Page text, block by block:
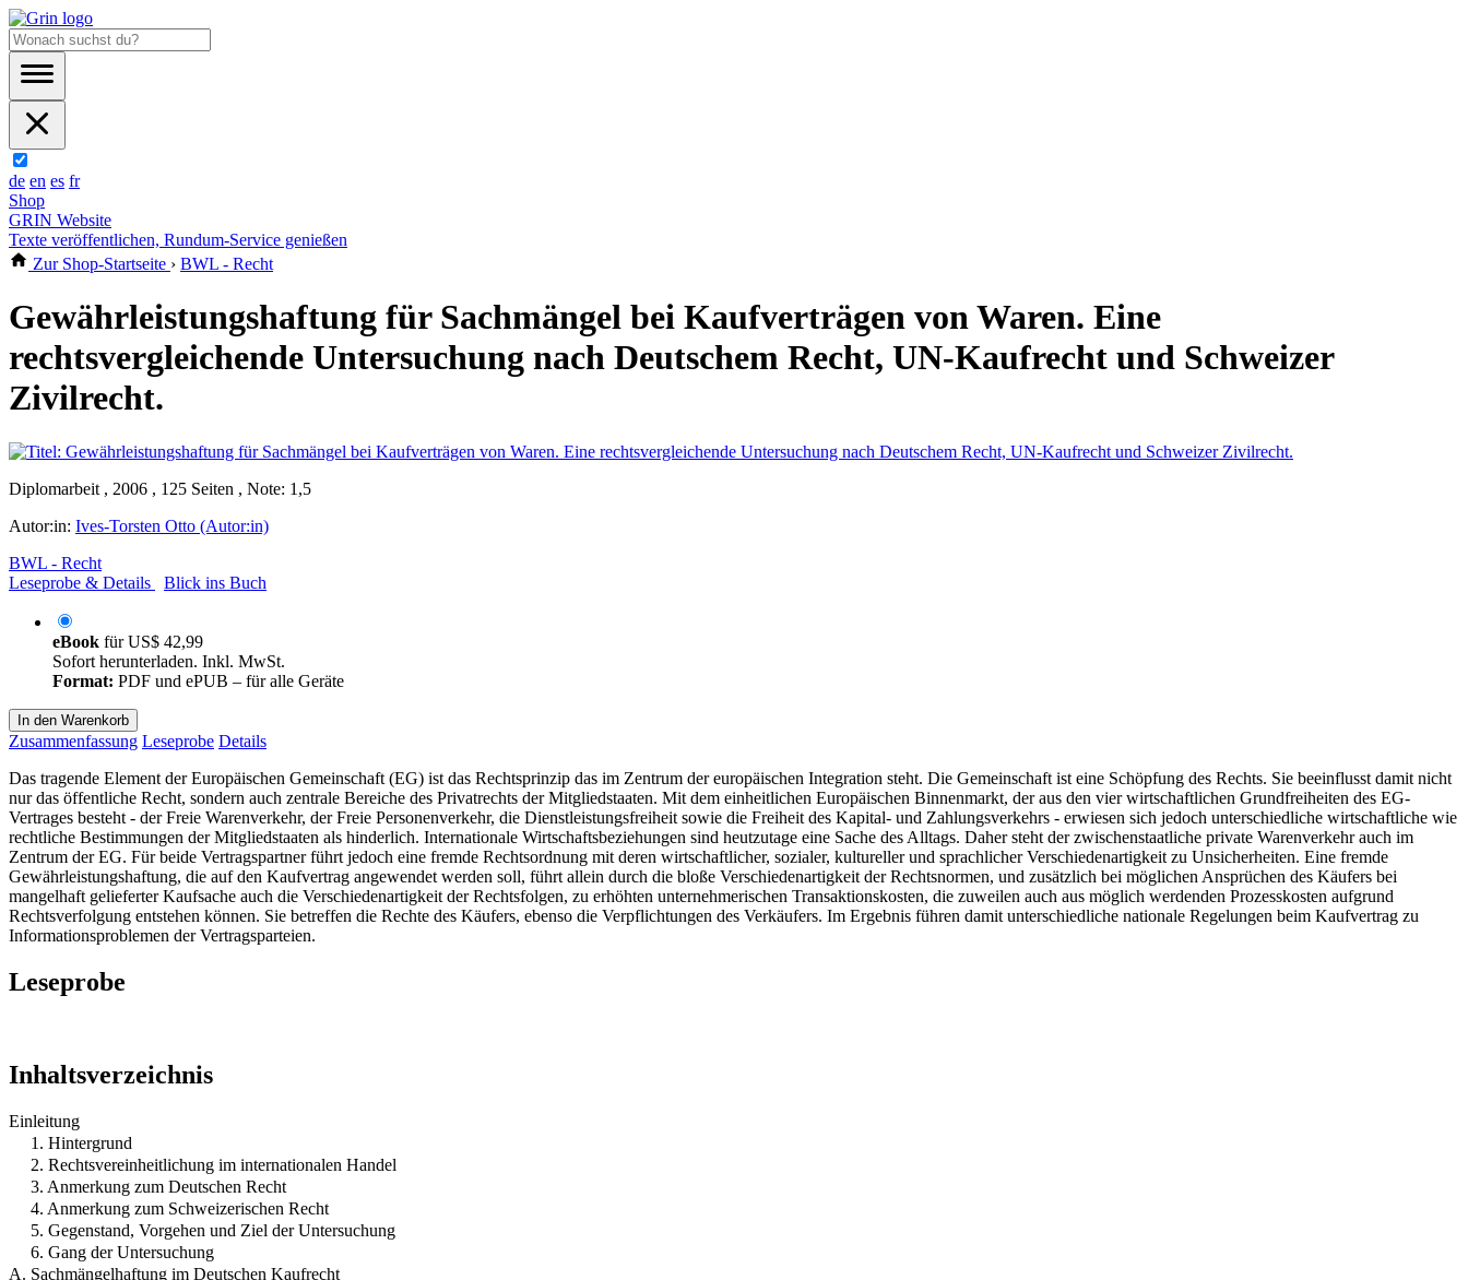
de en es fr
Shop
GRIN Website
Texte veröffentlichen, Rundum-Service genießen
Zur Shop-Startseite › BWL - Recht
Gewährleistungshaftung für Sachmängel bei Kaufverträgen von Waren. Eine
rechtsvergleichende Untersuchung nach Deutschem Recht, UN-Kaufrecht und Schweizer
Zivilrecht.
Diplomarbeit , 2006 , 125 Seiten , Note: 1,5
Autor:in: Ives-Torsten Otto (Autor:in)
BWL - Recht
Leseprobe & Details
Blick ins Buch
eBook fürUS$ 42,99
Sofort herunterladen. Inkl. MwSt.
Format: PDF und ePUB – für alle Geräte
In den Warenkorb
Zusammenfassung Leseprobe Details
Das tragende Element der Europäischen Gemeinschaft (EG) ist das Rechtsprinzip das im Zentrum der europäischen Integration steht. Die Gemeinschaft ist eine Schöpfung des Rechts. Sie beeinflusst damit nicht
nur das öffentliche Recht, sondern auch zentrale Bereiche des Privatrechts der Mitgliedstaaten. Mit dem einheitlichen Europäischen Binnenmarkt, der aus den vier wirtschaftlichen Grundfreiheiten des EG-
Vertrages besteht - der Freie Warenverkehr, der Freie Personenverkehr, die Dienstleistungsfreiheit sowie die Freiheit des Kapital- und Zahlungsverkehrs - erwiesen sich jedoch unterschiedliche wirtschaftliche wie
rechtliche Bestimmungen der Mitgliedstaaten als hinderlich. Internationale Wirtschaftsbeziehungen sind heutzutage eine Sache des Alltags. Daher steht der zwischenstaatliche private Warenverkehr auch im
Zentrum der EG. Für beide Vertragspartner führt jedoch eine fremde Rechtsordnung mit deren wirtschaftlicher, sozialer, kultureller und sprachlicher Verschiedenartigkeit zu Unsicherheiten. Eine fremde
Gewährleistungshaftung, die auf den Kaufvertrag angewendet werden soll, führt allein durch die bloße Verschiedenartigkeit der Rechtsnormen, und zusätzlich bei möglichen Ansprüchen des Käufers bei
mangelhaft gelieferter Kaufsache auch die Verschiedenartigkeit der Rechtsfolgen, zu erhöhten unternehmerischen Transaktionskosten, die zuweilen auch aus möglich werdenden Prozesskosten aufgrund
Rechtsverfolgung entstehen können. Sie betreffen die Rechte des Käufers, ebenso die Verpflichtungen des Verkäufers. Im Ergebnis führen damit unterschiedliche nationale Regelungen beim Kaufvertrag zu
Informationsproblemen der Vertragsparteien.
Leseprobe
Inhaltsverzeichnis
Einleitung
1. Hintergrund
2. Rechtsvereinheitlichung im internationalen Handel
3. Anmerkung zum Deutschen Recht
4. Anmerkung zum Schweizerischen Recht
5. Gegenstand, Vorgehen und Ziel der Untersuchung
6. Gang der Untersuchung
A. Sachmängelhaftung im Deutschen Kaufrecht